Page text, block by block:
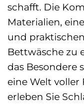
schafft. Die
Materialien,
und
Bettwäsche zu
das Besondere
eine Welt
erleben Sie